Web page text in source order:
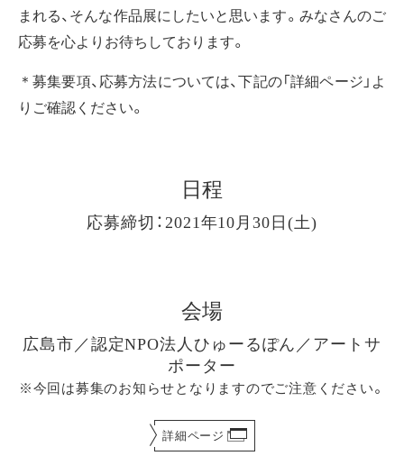
まれる、そんな作品展にしたいと思います。みなさんのご
応募を心よりお待ちしております。
＊募集要項、応募方法については、下記の「詳細ページ」よ
りご確認ください。
日程
応募締切：2021年10月30日(土)
会場
広島市／認定NPO法人ひゅーるぽん／アートサ
ポーター
※今回は募集のお知らせとなりますのでご注意ください。
詳細ページ